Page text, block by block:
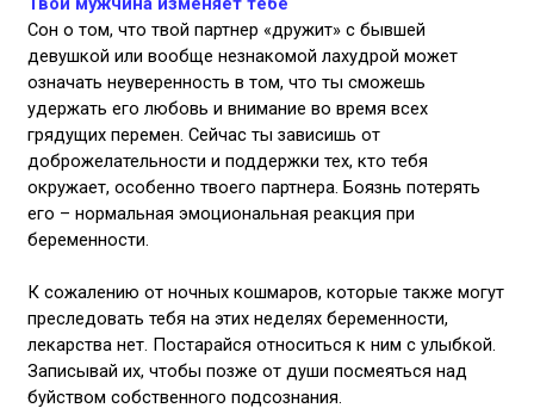
Сон о том, что твой партнер «дружит» с бывшей
девушкой или вообще незнакомой лахудрой может
означать неуверенность в том, что ты сможешь
удержать его любовь и внимание во время всех
грядущих перемен. Сейчас ты зависишь от
доброжелательности и поддержки тех, кто тебя
окружает, особенно твоего партнера. Боязнь потерять
его – нормальная эмоциональная реакция при
беременности.
К сожалению от ночных кошмаров, которые также могут
преследовать тебя на этих неделях беременности,
лекарства нет. Постарайся относиться к ним с улыбкой.
Записывай их, чтобы позже от души посмеяться над
буйством собственного подсознания.